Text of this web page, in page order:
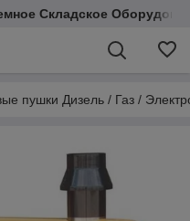
Складское
пушки Дизель / Газ /